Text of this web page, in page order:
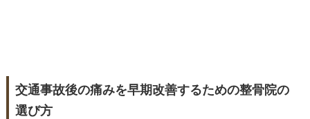
交通事故後の痛みを早期改善するための整骨院の
選び方